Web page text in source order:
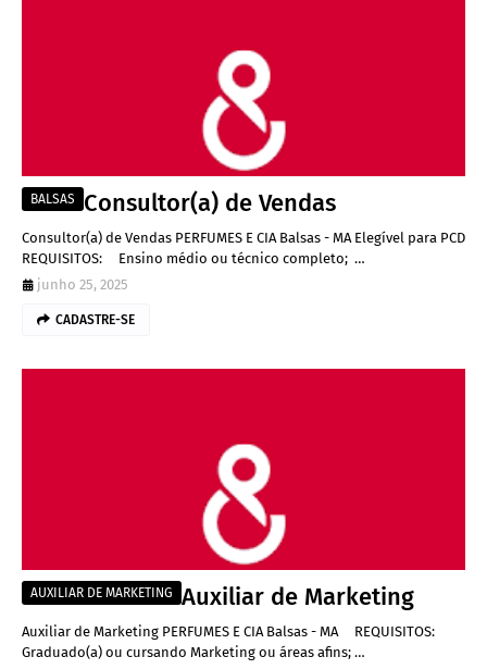
BALSAS Consultor(a) de Vendas
Consultor(a) de Vendas PERFUMES E CIA Balsas - MA Elegível para PCD
REQUISITOS: Ensino médio ou técnico completo; …
junho 25, 2025
CADASTRE-SE
AUXILIAR DE MARKETING Auxiliar de Marketing
Auxiliar de Marketing PERFUMES E CIA Balsas - MA REQUISITOS:
Graduado(a) ou cursando Marketing ou áreas afins; …